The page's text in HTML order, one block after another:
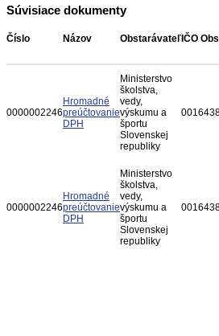
Súvisiace dokumenty
Číslo Názov Obstarávateľ IČO
0000002246
Hromadné
preúčtovanie
DPH
Ministerstvo
školstva,
vedy,
výskumu a
športu
Slovenskej
republiky
0000002246
Hromadné
preúčtovanie
DPH
Ministerstvo
školstva,
vedy,
výskumu a
športu
Slovenskej
republiky